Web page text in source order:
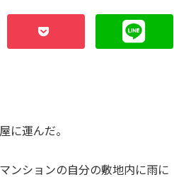
に運んだ。
ンションの自分の敷地内に雨に